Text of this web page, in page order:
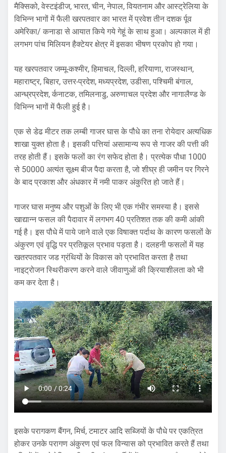
मैक्सिको, वेस्टइंडीज, भारत, चीन, नेपाल, वियतनाम और आस्ट्रेलिया के
विभिन्न भागों में फैली खरपतवार का भारत में प्रवेश तीन दशक र्पूव
अमेरिका/ कनाडा से आयात किये गये गेहूं के साथ हुआ। अल्पकाल में ही
लगभग पांच मिलियन हैक्टेयर क्षेत्र में इसका भीषण प्रकोप हो गया।
यह खरपतवार जम्मू-कश्मीर, हिमाचल, दिल्ली, हरियाणा, राजस्थान,
महाराष्ट्र, बिहार, उत्तर-प्रदेश, मध्यप्रदेश, उडीसा, पश्चिमी बंगाल,
आन्ध्रप्रदेश, र्कनाटक, तमिलनाडु, अरुणाचल प्रदेश और नागालैण्ड के
विभिन्न भागों में फैली हुई है।
एक से डेढ मीटर तक लम्बी गाजर घास के पौधे का तना रोयेदार अत्यधिक
शाखा युक्त होता है। इसकी पत्तियां असामान्य रूप से गाजर की पत्ती की
तरह होती हैं। इसके फलों का रंग सफेद होता है। प्रत्येक पौधा 1000
से 50000 अत्यंत सूक्ष्म बीज पैदा करता है, जो शीघ्र ही जमीन पर गिरने
के बाद प्रकाश और अंधकार में नमी पाकर अंकुरित हो जाते हैं।
गाजर घास मनुष्य और पशुओं के लिए भी एक गंभीर समस्या है। इससे
खाद्यान्न फसल की पैदावार में लगभग 40 प्रतिशत तक की कमी आंकी
गई है। इस पौधे में पाये जाने वाले एक विषाक्त पर्दाथ के कारण फसलों के
अंकुरण एवं वृद्धि पर प्रतिकूल प्रभाव पड़ता है। दलहनी फसलों में यह
खतरपतवार जड ग्रंथियों के विकास को प्रभावित करता है तथा
नाइट्रोजन स्थिरीकरण करने वाले जीवाणुओं की क्रियाशीलता को भी
कम कर देता है।
इसके परागकण बैंगन, मिर्च, टमाटर आदि सब्जियों के पौधे पर एकत्रित
होकर उनके परागण अंकुरण एवं फल विन्यास को प्रभावित करते हैं तथा